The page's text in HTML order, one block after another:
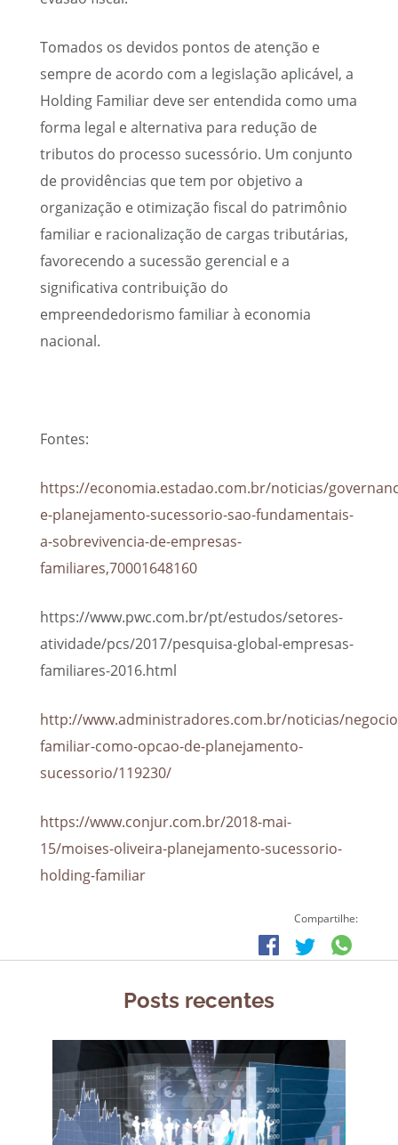
Tomados os devidos pontos de atenção e
sempre de acordo com a legislação aplicável, a
Holding Familiar deve ser entendida como uma
forma legal e alternativa para redução de
tributos do processo sucessório. Um conjunto
de providências que tem por objetivo a
organização e otimização fiscal do patrimônio
familiar e racionalização de cargas tributárias,
favorecendo a sucessão gerencial e a
significativa contribuição do
empreendedorismo familiar à economia
nacional.
Fontes:
https://economia.estadao.com.br/noticias/
e-planejamento-sucessorio-sao-fundamentais-
a-sobrevivencia-de-empresas-
familiares,70001648160
https://www.pwc.com.br/pt/estudos/setores-
atividade/pcs/2017/pesquisa-global-empresas-
familiares-2016.html
http://www.administradores.com.br/noticias/
familiar-como-opcao-de-planejamento-
sucessorio/119230/
https://www.conjur.com.br/2018-mai-
15/moises-oliveira-planejamento-sucessorio-
holding-familiar
Compartilhe:
Posts recentes